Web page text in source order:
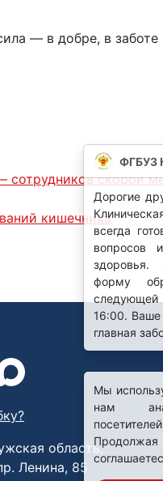
— в добре, в заботе
сотрудников скорой
кишечника
область,
Ленина, 85
ФГБУЗ
Дорогие
всегда
вопросов
форму
16:00. Ваше
главная
Мы
нам